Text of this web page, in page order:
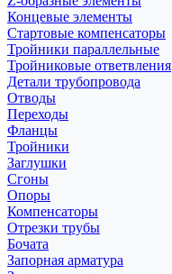
Концевые элементы
Стартовые компенсаторы
Тройники параллельные
Тройниковые ответвления
Детали трубопровода
Отводы
Переходы
Фланцы
Тройники
Заглушки
Сгоны
Опоры
Компенсаторы
Отрезки трубы
Бочата
Запорная арматура